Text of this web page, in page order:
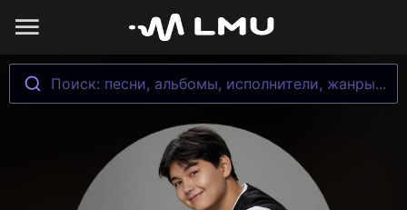
Поиск: песни, альбомы, исполнители, жанры...